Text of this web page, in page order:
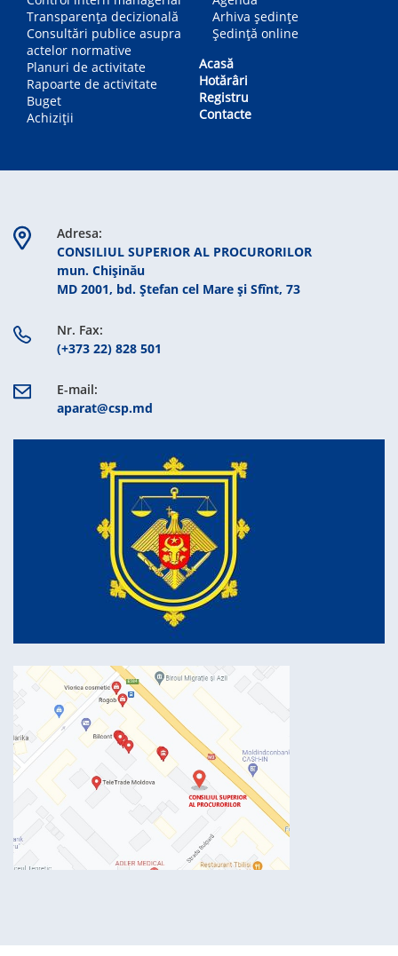
Transparența decizională
Consultări publice asupra
actelor normative
Planuri de activitate
Rapoarte de activitate
Buget
Achiziții
Arhiva ședințe
Ședință online
Acasă
Hotărâri
Registru
Contacte
Adresa:
CONSILIUL SUPERIOR AL PROCURORILOR
mun. Chişinău
MD 2001, bd. Ștefan cel Mare şi Sfînt, 73
Nr. Fax:
(+373 22) 828 501
E-mail:
aparat@csp.md